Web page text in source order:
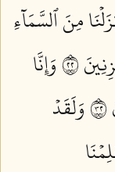
مِنَ ٱلسَّمَآءِ
٢٢
وَإِنَّا
وَلَقَدۡ